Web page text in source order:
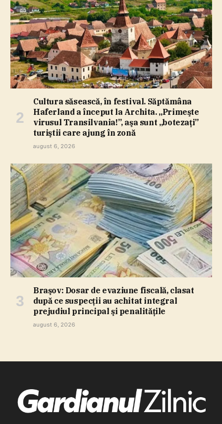
Cultura săsească, în festival. Săptămâna
Haferland a început la Archita. „Primeşte
virusul Transilvania!”, aşa sunt „botezaţi”
turiştii care ajung în zonă
august 6, 2026
Braşov: Dosar de evaziune fiscală, clasat
după ce suspecţii au achitat integral
prejudiul principal şi penalităţile
august 6, 2026